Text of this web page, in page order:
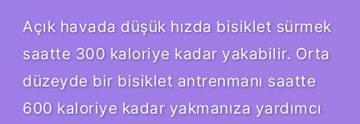
Açık havada düşük hızda bisiklet sürmek
saatte 300 kaloriye kadar yakabilir. Orta
düzeyde bir bisiklet antrenmanı saatte
600 kaloriye kadar yakmanıza yardımcı